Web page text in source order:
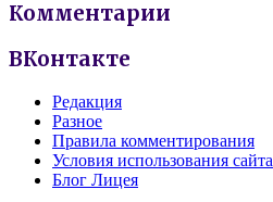
Комментарии
ВКонтакте
Редакция
Разное
Правила комментирования
Условия использования сайта
Блог Лицея